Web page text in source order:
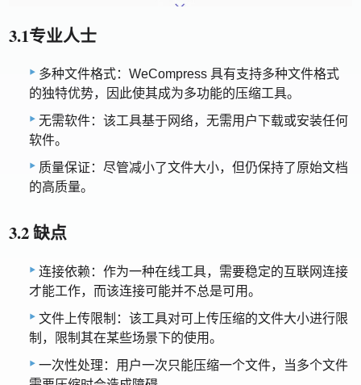
3.1专业人士
多种文件格式：WeCompress 具有支持多种文件格式
的独特优势，因此使其成为多功能的压缩工具。
无需软件：该工具基于网络，无需用户下载或安装任何
软件。
质量保证：尽管减小了文件大小，但仍保持了原始文档
的高质量。
3.2 缺点
连接依赖：作为一种在线工具，需要稳定的互联网连接
才能工作，而该连接可能并不总是可用。
文件上传限制：该工具对可上传压缩的文件大小进行限
制，限制其在某些场景下的使用。
一次性处理：用户一次只能压缩一个文件，当多个文件